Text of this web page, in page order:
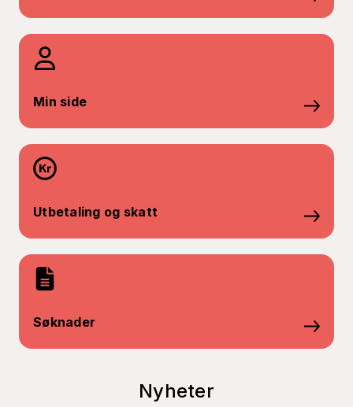
Min side
Utbetaling og skatt
Søknader
Nyheter